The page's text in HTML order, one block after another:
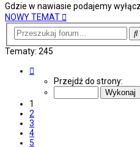
Gdzie w nawiasie podajemy
NOWY TEMAT
Tematy: 245
Przejdź do strony:
1
2
3
4
5